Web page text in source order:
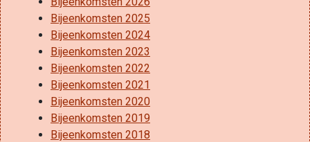
Bijeenkomsten 2025
Bijeenkomsten 2024
Bijeenkomsten 2023
Bijeenkomsten 2022
Bijeenkomsten 2021
Bijeenkomsten 2020
Bijeenkomsten 2019
Bijeenkomsten 2018